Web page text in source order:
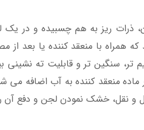
ذرات ریز به هم چسبیده و در
که همراه با منعقد کننده یا بعد
تر، سنگین تر و قابلیت ته
منعقد کننده به آب اضافه می
خشک نمودن لجن و دفع آن